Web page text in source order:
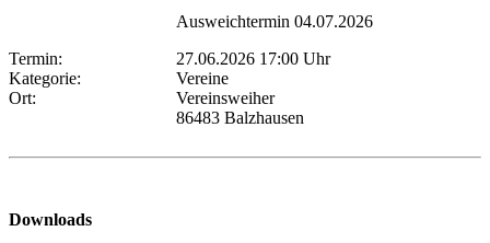
Ausweichtermin 04.07.2026
Termin:
27.06.2026 17:00 Uhr
Kategorie:
Vereine
Ort:
Vereinsweiher
86483 Balzhausen
Downloads